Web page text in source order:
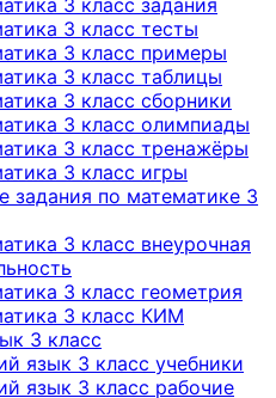
3 класс задания
3 класс тесты
3 класс примеры
3 класс таблицы
3 класс сборники
3 класс олимпиады
3 класс тренажёры
3 класс игры
задания по математике 3
3 класс внеурочная
3 класс геометрия
3 класс КИМ
3 класс
язык 3 класс учебники
язык 3 класс рабочие